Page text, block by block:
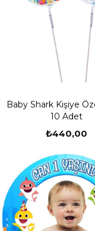
Baby Shark Kişiye
10 Adet
₺440,00